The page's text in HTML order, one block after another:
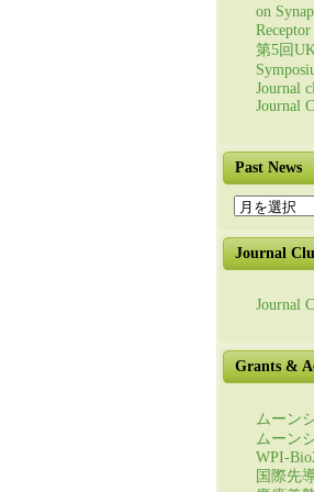
on
第5回
Journal
Journal
Past News
Past
News
Journal
Journal
Grants &
ムーン
ムーン
WPI-
国際先